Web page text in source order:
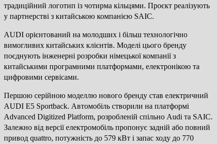
традиційний логотип із чотирма кільцями. Проєкт реалізують
у партнерстві з китайською компанією SAIC.
AUDI орієнтований на молодших і більш технологічно
вимогливих китайських клієнтів. Моделі цього бренду
поєднують інженерні розробки німецької компанії з
китайськими програмними платформами, електронікою та
цифровими сервісами.
Першою серійною моделлю нового бренду став електричний
AUDI E5 Sportback. Автомобіль створили на платформі
Advanced Digitized Platform, розробленій спільно Audi та SAIC.
Залежно від версії електромобіль пропонує задній або повний
привод quattro, потужність до 579 кВт і запас ходу до 770